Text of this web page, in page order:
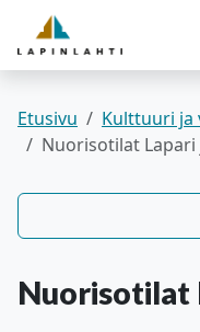
Siirry pääsisältöön
Yhteystiedot
Pohjois-Savon
Asuminen ja
Varhaiskasvatus
Kunta ja
Työ- ja
Etusivu Kulttuuri ja
Nuorisotilat Lapari
Nuorisotilat